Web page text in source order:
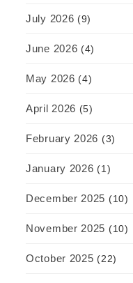
July 2026 (9)
June 2026 (4)
May 2026 (4)
April 2026 (5)
February 2026 (3)
January 2026 (1)
December 2025 (10)
November 2025 (10)
October 2025 (22)